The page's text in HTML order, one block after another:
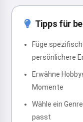
Tipps für
Füge
persönlichere
Erwähne
Momente
Wähle ein
passt